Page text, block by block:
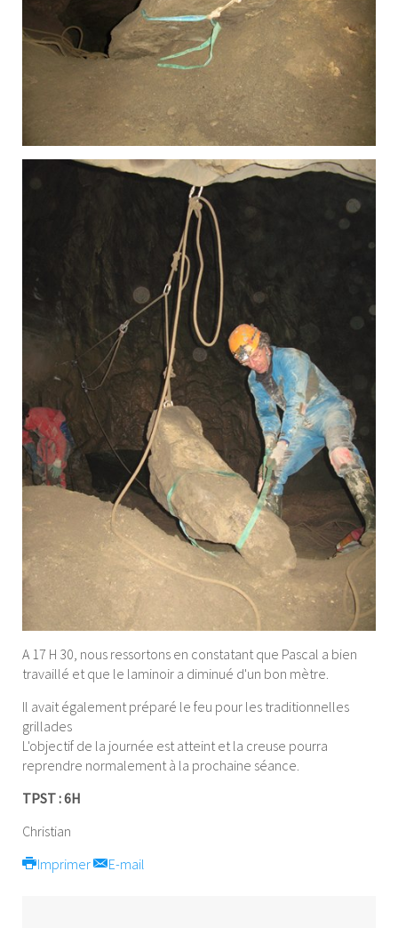
A 17 H 30, nous ressortons en constatant que Pascal a bien
travaillé et que le laminoir a diminué d'un bon mètre.
Il avait également préparé le feu pour les traditionnelles
grillades
L'objectif de la journée est atteint et la creuse pourra
reprendre normalement à la prochaine séance.
TPST : 6H
Christian
Imprimer
E-mail